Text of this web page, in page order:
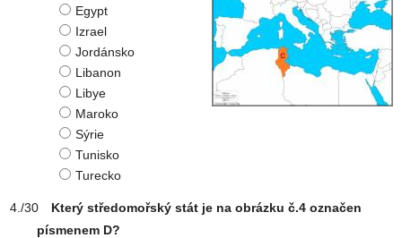
Egypt
Izrael
Jordánsko
Libanon
Libye
Maroko
Sýrie
Tunisko
Turecko
Který středomořský stát je na obrázku č.4 označen
písmenem D?